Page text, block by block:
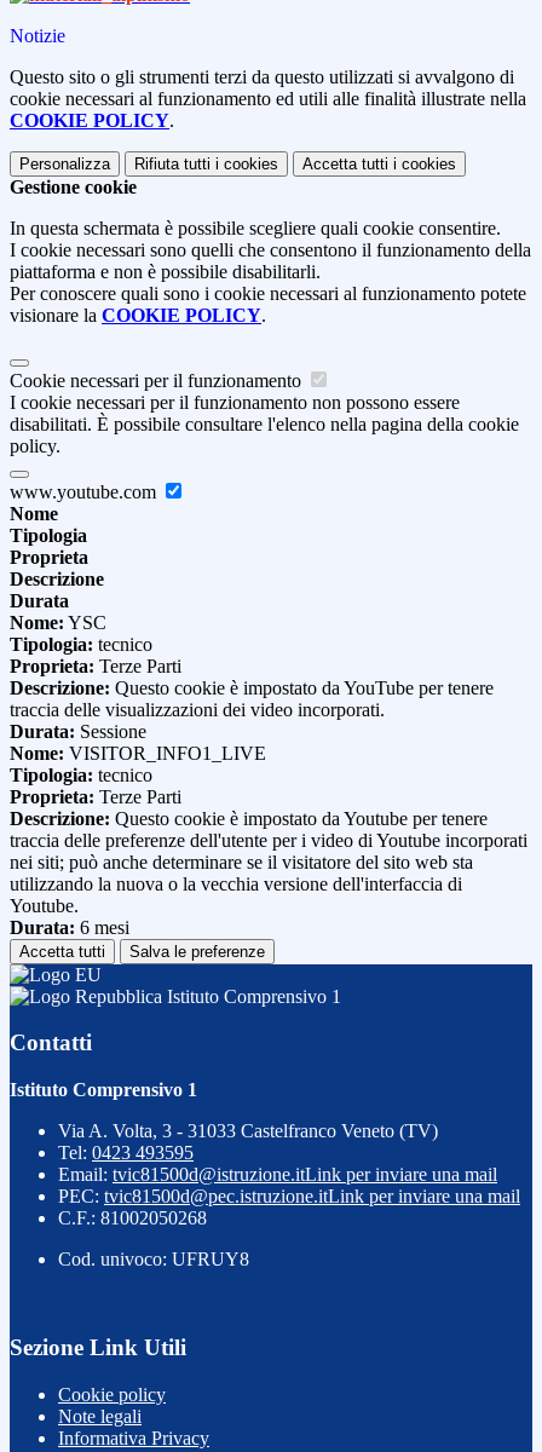
Notizie
Questo sito o gli strumenti terzi da questo utilizzati si avvalgono di
cookie necessari al funzionamento ed utili alle finalità illustrate nella
COOKIE POLICY.
Personalizza Rifiuta tutti i cookies Accetta tutti i cookies
Gestione cookie
In questa schermata è possibile scegliere quali cookie consentire.
I cookie necessari sono quelli che consentono il funzionamento della
piattaforma e non è possibile disabilitarli.
Per conoscere quali sono i cookie necessari al funzionamento potete
visionare la COOKIE POLICY.
Cookie necessari per il funzionamento
I cookie necessari per il funzionamento non possono essere
disabilitati. È possibile consultare l'elenco nella pagina della cookie
policy.
www.youtube.com
Nome
Tipologia
Proprieta
Descrizione
Durata
Nome: YSC
Tipologia: tecnico
Proprieta: Terze Parti
Descrizione: Questo cookie è impostato da YouTube per tenere
traccia delle visualizzazioni dei video incorporati.
Durata: Sessione
Nome: VISITOR_INFO1_LIVE
Tipologia: tecnico
Proprieta: Terze Parti
Descrizione: Questo cookie è impostato da Youtube per tenere
traccia delle preferenze dell'utente per i video di Youtube incorporati
nei siti; può anche determinare se il visitatore del sito web sta
utilizzando la nuova o la vecchia versione dell'interfaccia di
Youtube.
Durata: 6 mesi
Accetta tutti Salva le preferenze
Istituto Comprensivo 1
Contatti
Istituto Comprensivo 1
Via A. Volta, 3 - 31033 Castelfranco Veneto (TV)
Tel: 0423 493595
Email: tvic81500d@istruzione.itLink per inviare una mail
PEC: tvic81500d@pec.istruzione.itLink per inviare una mail
C.F.: 81002050268
Cod. univoco: UFRUY8
Sezione Link Utili
Cookie policy
Note legali
Informativa Privacy